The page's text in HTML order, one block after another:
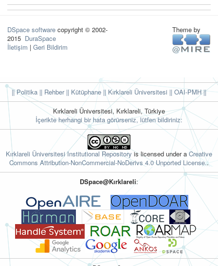
DSpace software copyright © 2002-
2015 DuraSpace
İletişim | Geri Bildirim
Theme by
|| Politika || Rehber|| Kütüphane || Kırklareli Üniversitesi || OAI-PMH ||
Kırklareli Üniversitesi, Kırklareli, Türkiye
İçerikte herhangi bir hata görürseniz, lütfen bildiriniz:
Kırklareli Üniversitesi Institutional Repositoryis licensed under a Creative
Commons Attribution-NonCommercial-NoDerivs 4.0 Unported License..
DSpace@Kırklareli: